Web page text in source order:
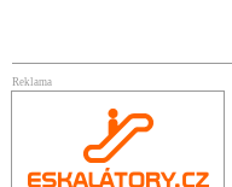
Reklama